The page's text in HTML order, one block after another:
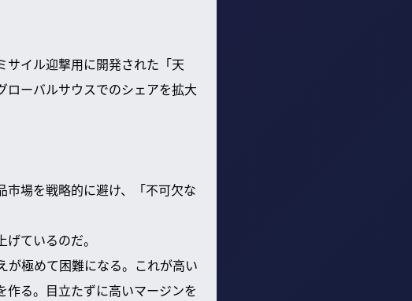
サイル迎撃用に開発された「天
ローバルサウスでのシェアを拡大
場を戦略的に避け、「不可欠な
ているのだ。
が極めて困難になる。これが高い
作る。目立たずに高いマージンを